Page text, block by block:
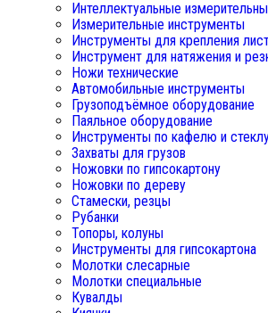
Интеллектуальные
Измерительные инструменты
Инструменты для крепления
Инструмент для натяжения и
Ножи технические
Автомобильные инструменты
Грузоподъёмное оборудование
Паяльное оборудование
Инструменты по кафелю и
Захваты для грузов
Ножовки по гипсокартону
Ножовки по дереву
Стамески, резцы
Рубанки
Топоры, колуны
Инструменты для гипсокартона
Молотки слесарные
Молотки специальные
Кувалды